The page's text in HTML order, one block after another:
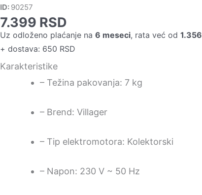
ID: 90257
7.399 RSD
Uz odloženo plaćanje na 6 meseci, rata već od 1.356
+ dostava: 650 RSD
Karakteristike
– Težina pakovanja: 7 kg
– Brend: Villager
– Tip elektromotora: Kolektorski
– Napon: 230 V ~ 50 Hz